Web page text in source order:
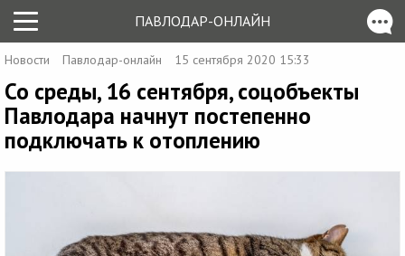
ПАВЛОДАР-ОНЛАЙН
Новости Павлодар-онлайн 15 сентября 2020 15:33
Со среды, 16 сентября, соцобъекты
Павлодара начнут постепенно
подключать к отоплению